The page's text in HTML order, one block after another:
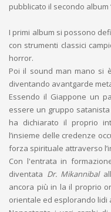
pubblicato il secondo album
I primi album si possono
con strumenti classici
horror.
Poi il sound man mano si
diventando avantgarde
Essendo il Giappone un
essere un gruppo
ha dichiarato il proprio
l’insieme delle credenze
forza spirituale attraverso
Con l'entrata in
diventata Dr. Mikannibal
ancora più in la il proprio
orientale ed esplorando lidi